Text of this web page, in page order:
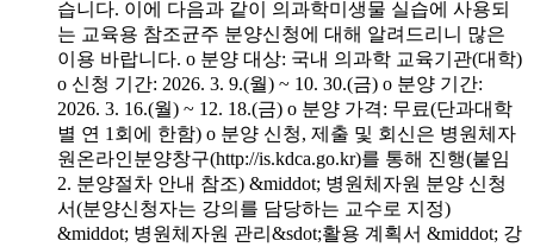
습니다. 이에 다음과 같이 의과학미생물 실습에 사용되
는 교육용 참조균주 분양신청에 대해 알려드리니 많은
이용 바랍니다. o 분양 대상: 국내 의과학 교육기관(대학)
o 신청 기간: 2026. 3. 9.(월) ~ 10. 30.(금) o 분양 기간:
2026. 3. 16.(월) ~ 12. 18.(금) o 분양 가격: 무료(단과대학
별 연 1회에 한함) o 분양 신청, 제출 및 회신은 병원체자
원온라인분양창구(http://is.kdca.go.kr)를 통해 진행(붙임
2. 분양절차 안내 참조) &middot; 병원체자원 분양 신청
서(분양신청자는 강의를 담당하는 교수로 지정)
&middot; 병원체자원 관리&sdot;활용 계획서 &middot; 강